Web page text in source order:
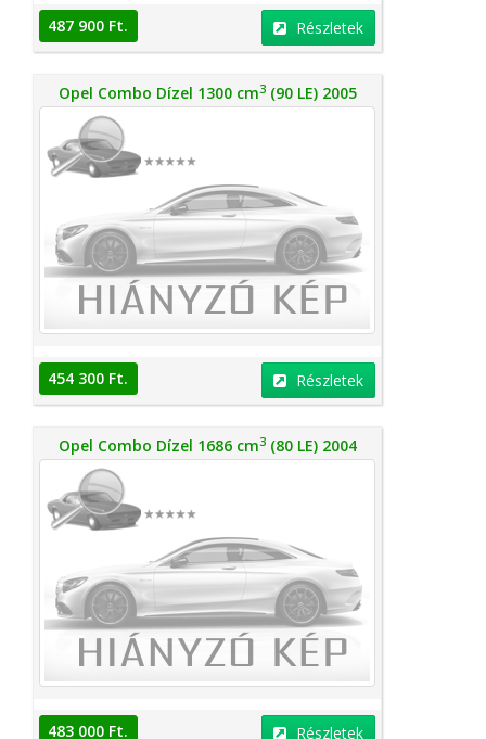
487 900 Ft. Részletek
Opel Combo Dízel 1300 cm3(90 LE) 2005
454 300 Ft. Részletek
Opel Combo Dízel 1686 cm3(80 LE) 2004
483 000 Ft. Részletek